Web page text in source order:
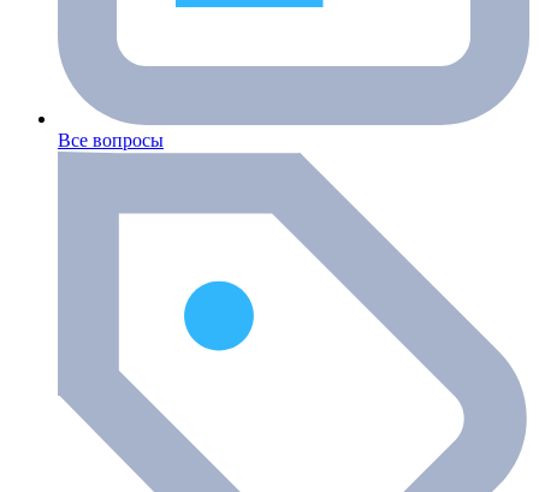
Все вопросы